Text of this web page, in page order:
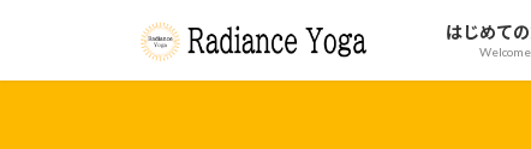
はじめて
Welcome